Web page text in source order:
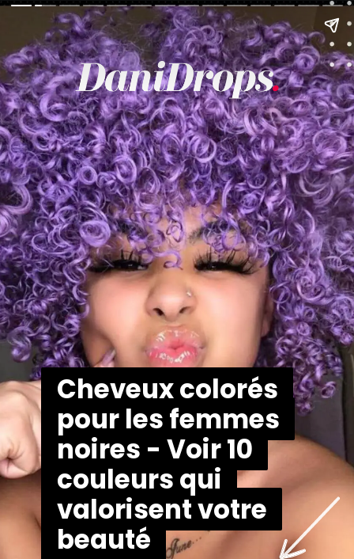
Cheveux colorés
pour les femmes
noires - Voir 10
couleurs qui
valorisent votre
beauté
Cheveux colorés
pour les femmes
noires - Voir 10
couleurs qui
valorisent votre
beauté